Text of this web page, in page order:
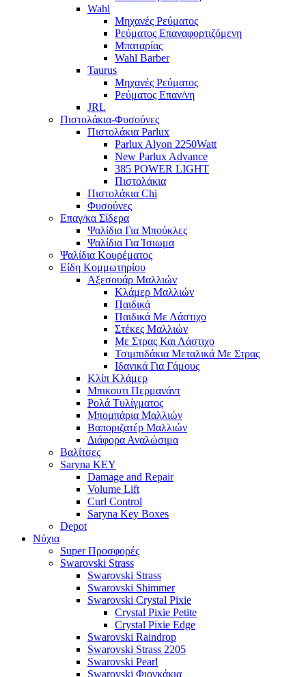
Wahl
Μηχανές Ρεύματος
Ρεύματος Επαναφορτιζόμενη
Μπαταρίας
Wahl Barber
Taurus
Μηχανές Ρεύματος
Ρεύματος Επαν/νη
JRL
Πιστολάκια-Φυσούνες
Πιστολάκια Parlux
Parlux Alyon 2250Watt
New Parlux Advance
385 POWER LIGHT
Πιστολάκια
Πιστολάκια Chi
Φυσούνες
Επαγ/κα Σίδερα
Ψαλίδια Για Μπούκλες
Ψαλίδια Για Ίσιωμα
Ψαλίδια Κουρέματος
Είδη Κομμωτηρίου
Αξεσουάρ Μαλλιών
Κλάμερ Μαλλιών
Παιδικά
Παιδικά Με Λάστιχο
Στέκες Μαλλιών
Με Στρας Και Λάστιχο
Τσιμπιδάκια Μεταλικά Με Στρας
Ιδανικά Για Γάμους
Κλίπ Κλάμερ
Μπικουτι Περμανάντ
Ρολά Τυλίγματος
Μπομπάρια Μαλλιών
Βαποριζατέρ Μαλλιών
Διάφορα Αναλώσιμα
Βαλίτσες
Saryna KEY
Damage and Repair
Volume Lift
Curl Control
Saryna Key Boxes
Depot
Νύχια
Super Προσφορές
Swarovski Strass
Swarovski Strass
Swarovski Shimmer
Swarovski Crystal Pixie
Crystal Pixie Petite
Crystal Pixie Edge
Swarovski Raindrop
Swarovski Strass 2205
Swarovski Pearl
Swarovski Φιογκάκια